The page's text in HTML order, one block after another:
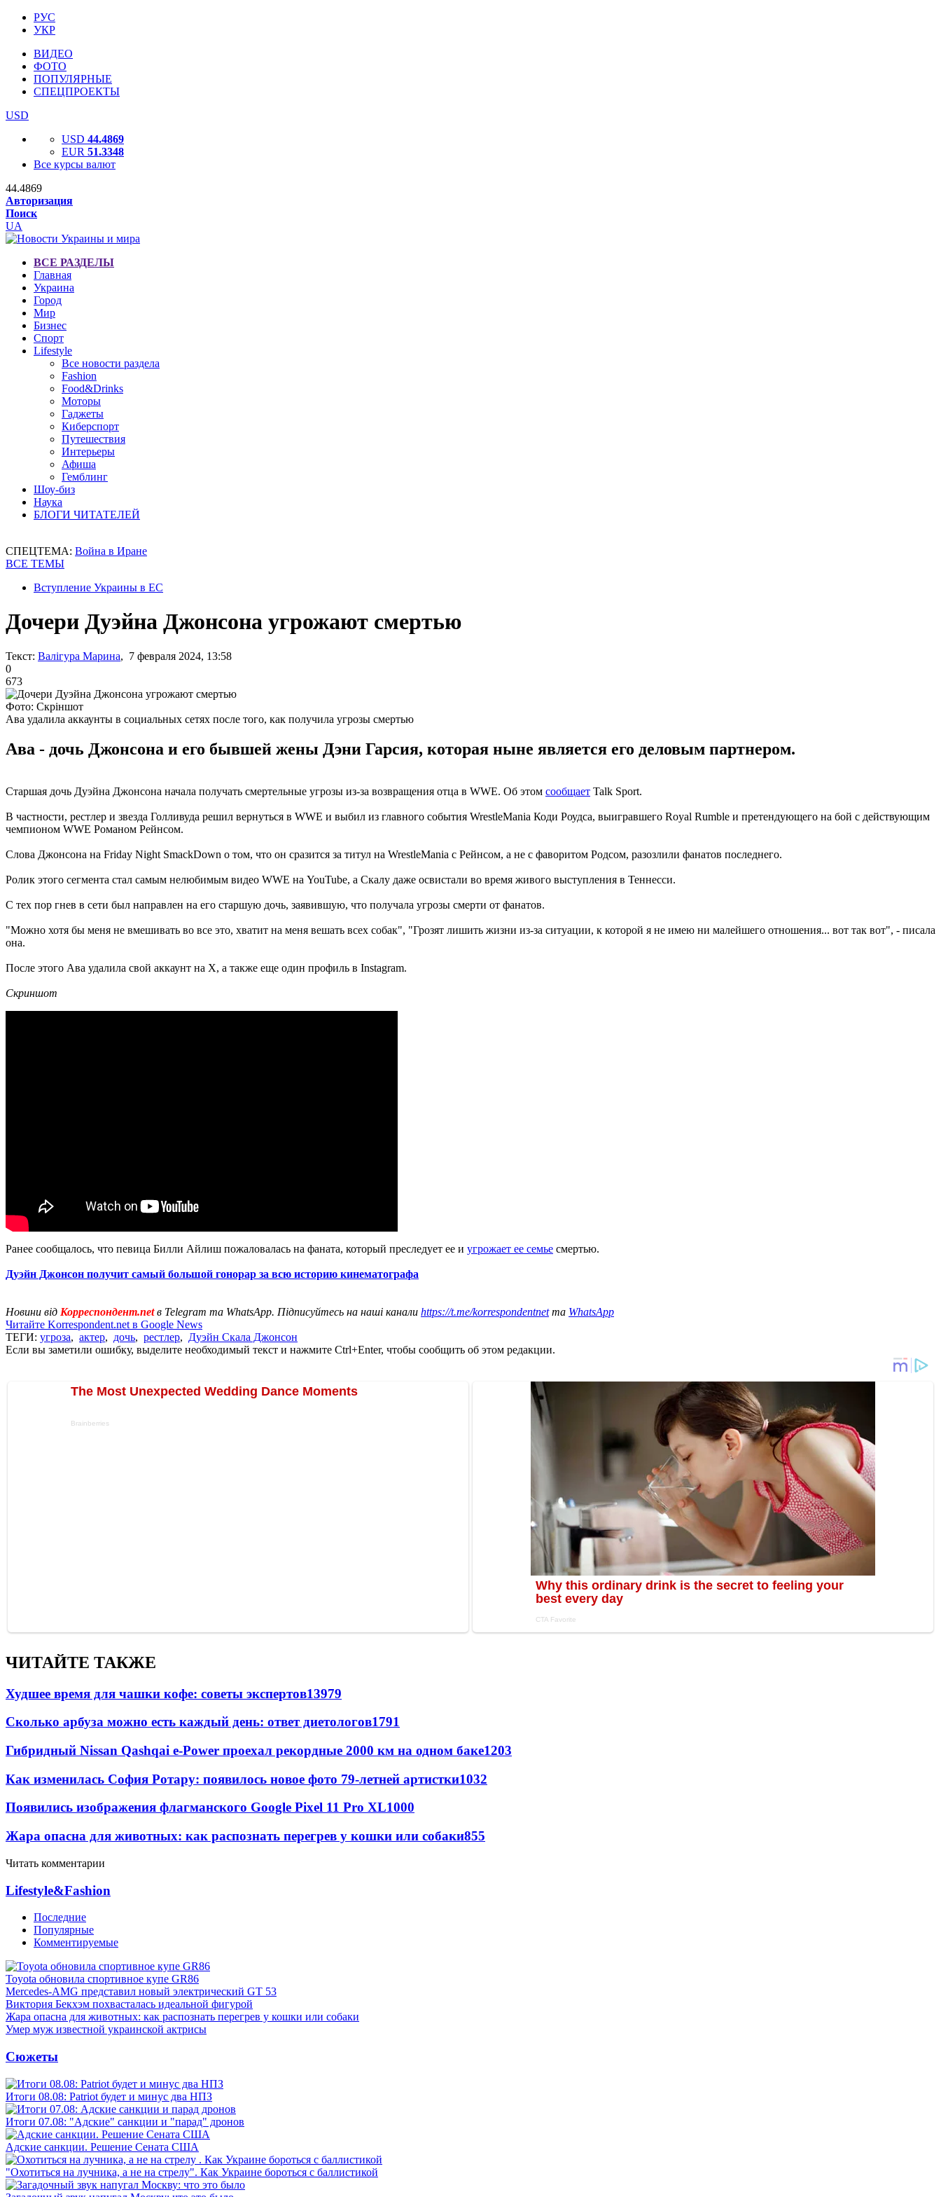
РУС
УКР
ВИДЕО
ФОТО
ПОПУЛЯРНЫЕ
СПЕЦПРОЕКТЫ
USD
USD 44.4869
EUR 51.3348
Все курсы валют
44.4869
Авторизация
Поиск
UA
ВСЕ РАЗДЕЛЫ
Главная
Украина
Город
Мир
Бизнес
Спорт
Lifestyle
Все новости раздела
Fashion
Food&Drinks
Моторы
Гаджеты
Киберспорт
Путешествия
Интерьеры
Афиша
Гемблинг
Шоу-биз
Наука
БЛОГИ ЧИТАТЕЛЕЙ
СПЕЦТЕМА: Война в Иране
ВСЕ ТЕМЫ
Вступление Украины в ЕС
Дочери Дуэйна Джонсона угрожают смертью
Текст: Валігура Марина, 7 февраля 2024, 13:58
0
673
Фото: Скріншот
Ава удалила аккаунты в социальных сетях после того, как получила угрозы смертью
Ава - дочь Джонсона и его бывшей жены Дэни Гарсия, которая ныне является его деловым партнером.
Старшая дочь Дуэйна Джонсона начала получать смертельные угрозы из-за возвращения отца в WWE. Об этом сообщает Talk Sport.
В частности, рестлер и звезда Голливуда решил вернуться в WWE и выбил из главного события WrestleMania Коди Роудса, выигравшего Royal Rumble и претендующего на бой с действующим
чемпионом WWE Романом Рейнсом.
Слова Джонсона на Friday Night SmackDown о том, что он сразится за титул на WrestleMania с Рейнсом, а не с фаворитом Родсом, разозлили фанатов последнего.
Ролик этого сегмента стал самым нелюбимым видео WWE на YouTube, а Скалу даже освистали во время живого выступления в Теннесси.
С тех пор гнев в сети был направлен на его старшую дочь, заявившую, что получала угрозы смерти от фанатов.
"Можно хотя бы меня не вмешивать во все это, хватит на меня вешать всех собак", "Грозят лишить жизни из-за ситуации, к которой я не имею ни малейшего отношения... вот так вот", - писала
она.
После этого Ава удалила свой аккаунт на X, а также еще один профиль в Instagram.
Скриншот
Ранее сообщалось, что певица Билли Айлиш пожаловалась на фаната, который преследует ее и угрожает ее семье смертью.
Дуэйн Джонсон получит самый большой гонорар за всю историю кинематографа
Новини від Корреспондент.netв Telegram та WhatsApp. Підписуйтесь на наші канали https://t.me/korrespondentnetта WhatsApp
Читайте Korrespondent.net в Google News
ТЕГИ: угроза, актер, дочь, рестлер, Дуэйн Скала Джонсон
Если вы заметили ошибку, выделите необходимый текст и нажмите Ctrl+Enter, чтобы сообщить об этом редакции.
ЧИТАЙТЕ ТАКЖЕ
Худшее время для чашки кофе: советы экспертов13979
Сколько арбуза можно есть каждый день: ответ диетологов1791
Гибридный Nissan Qashqai e-Power проехал рекордные 2000 км на одном баке1203
Как изменилась София Ротару: появилось новое фото 79-летней артистки1032
Появились изображения флагманского Google Pixel 11 Pro XL1000
Жара опасна для животных: как распознать перегрев у кошки или собаки855
Читать комментарии
Lifestyle&Fashion
Последние
Популярные
Комментируемые
Toyota обновила спортивное купе GR86
Mercedes-AMG представил новый электрический GT 53
Виктория Бекхэм похвасталась идеальной фигурой
Жара опасна для животных: как распознать перегрев у кошки или собаки
Умер муж известной украинской актрисы
Сюжеты
Итоги 08.08: Patriot будет и минус два НПЗ
Итоги 07.08: "Адские" санкции и "парад" дронов
Адские санкции. Решение Сената США
"Охотиться на лучника, а не на стрелу". Как Украине бороться с баллистикой